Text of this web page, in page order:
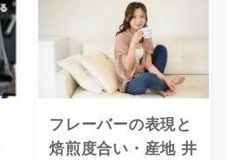
フレーバーの表現と
焙煎度合い・産地 井